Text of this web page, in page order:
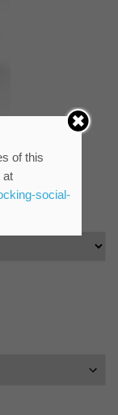
ЛИНК
of this
at
social-